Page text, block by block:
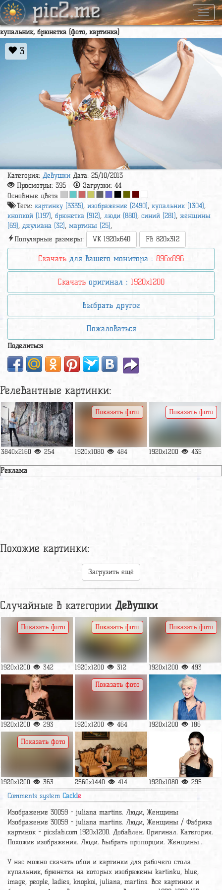
pic2.me
купальник, брюнетка (фото, картинка)
3
Категория: Девушки Дата: 25/10/2013
Просмотры: 395 Загрузки: 44
Основные цвета
Теги: картинку (3335), изображение (2490), купальник (1304),
кнопкой (1197), брюнетка (912), люди (880), синий (281), женщины
(69), джулиана (32), мартины (25),
Популярные размеры:
VK 1920x640 FB 820x312
Скачать для вашего монитора : 896x896
Скачать оригинал : 1920x1200
Выбрать другое
Пожаловаться
Поделиться
Релевантные картинки:
3840x2160 254 1920x1080 484
Показать фото
1920x1200 435
Показать фото
Реклама
Похожие картинки:
Загрузить ещё
Случайные в категории Девушки
1920x1200 342
Показать фото
1920x1200 312
Показать фото
1920x1200 493
Показать фото
1920x1200 293 1920x1200 464
Показать фото
1920x1200 186
1920x1200 363
Показать фото
2560x1440 414 1920x1080 295
Comments system Cackle
Изображение 30059 - juliana martins. Люди, Женщины
Изображение 30059 - juliana martins. Люди, Женщины / Фабрика
картинок - picsfab.com 1920x1200. Добавлен. Оригинал. Категория.
Похожие изображения. Люди. выбрать пропорции. Женщины...
У нас можно скачать обои и картинки для рабочего стола
купальник, брюнетка на которых изображены kartinku, blue,
image, people, ladies, knopkoi, juliana, martins. Все картинки и